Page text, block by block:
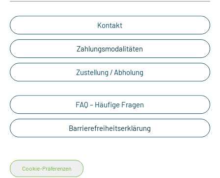
Kontakt
Zahlungsmodalitäten
Zustellung / Abholung
FAQ – Häufige Fragen
Barrierefreiheitserklärung
Cookie-Präferenzen